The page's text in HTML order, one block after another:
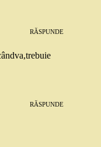
RĂSPUNDE
RĂSPUNDE